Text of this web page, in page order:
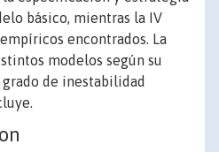
básico, mientras la IV
encontrados. La
modelos según su
de inestabilidad